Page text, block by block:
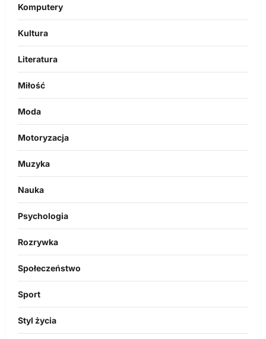
Komputery
Kultura
Literatura
Miłość
Moda
Motoryzacja
Muzyka
Nauka
Psychologia
Rozrywka
Społeczeństwo
Sport
Styl życia